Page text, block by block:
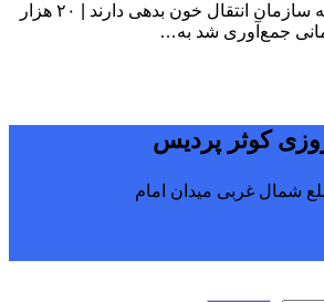
بیمارستان‌ها یک همت به سازمان انتقال خون بدهی دارند | ۲۰ هزار
جمع‌آوری شد به…
کوثر پردیس